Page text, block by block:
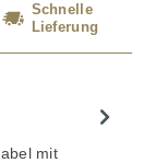
Schnelle
Lieferung
mit